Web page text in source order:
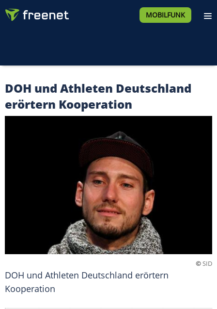
MOBILFUNK
DOH und Athleten Deutschland
erörtern Kooperation
©SID
DOH und Athleten Deutschland erörtern
Kooperation